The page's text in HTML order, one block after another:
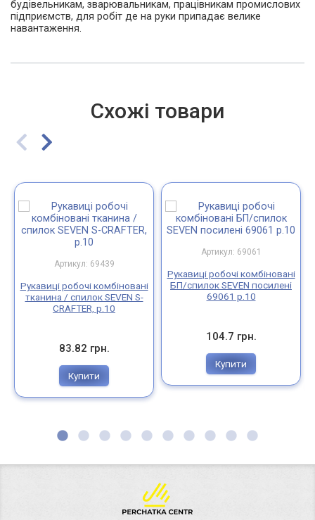
будівельникам, зварювальникам, працівникам промислових
підприємств, для робіт де на руки припадає велике
навантаження.
Схожі товари
Артикул: 69439
Рукавиці робочі комбіновані
тканина / спилок SEVEN S-
CRAFTER, р.10
83.82 грн.
Купити
Артикул: 69061
Рукавиці робочі комбіновані
БП/спилок SEVEN посилені
69061 р.10
104.7 грн.
Купити